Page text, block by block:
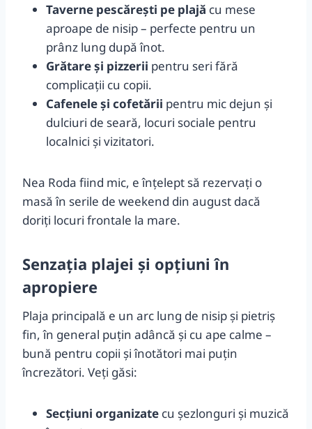
Taverne pescărești pe plajă cu mese
aproape de nisip – perfecte pentru un
prânz lung după înot.
Grătare și pizzerii pentru seri fără
complicații cu copii.
Cafenele și cofetării pentru mic dejun și
dulciuri de seară, locuri sociale pentru
localnici și vizitatori.
Nea Roda fiind mic, e înțelept să rezervați o
masă în serile de weekend din august dacă
doriți locuri frontale la mare.
Senzația plajei și opțiuni în
apropiere
Plaja principală e un arc lung de nisip și pietriș
fin, în general puțin adâncă și cu ape calme –
bună pentru copii și înotători mai puțin
încrezători. Veți găsi:
Secțiuni organizate cu șezlonguri și muzică